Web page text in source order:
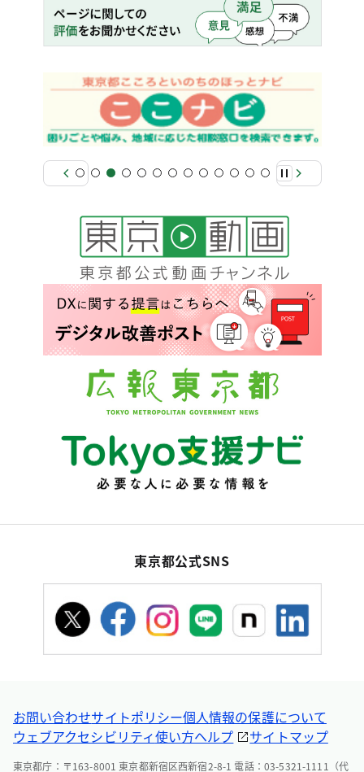
東京都公式SNS
お問い合わせサイトポリシー個人情報の保護について
ウェブアクセシビリティ使い方ヘルプ サイトマップ
東京都庁：〒163-8001 東京都新宿区西新宿2-8-1 電話：03-5321-1111（代